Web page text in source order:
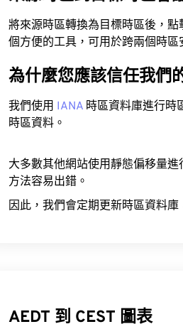
將來源時區轉換為目標時區後，
個方便的工具，可用於跨兩個時區
為什麼您應該信任我們
我們使用 IANA 時區資料庫進行時
時區資料。
大多數其他網站使用靜態偏移量
方法容易出錯。
因此，我們會定期更新時區資料
AEDT 到 CEST 圖表